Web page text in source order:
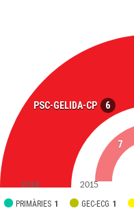
PSC-GELIDA-CP 6
PRIMÀRIES 1 GEC-ECG 1
7
2019 2015